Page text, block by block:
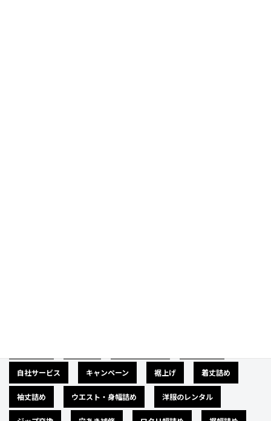
自社サービス キャンペーン 裾上げ 着丈詰め
袖丈詰め ウエスト・身幅詰め 洋服のレンタル